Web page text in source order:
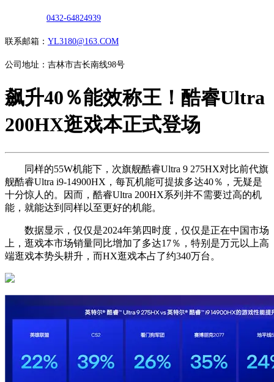
0432-64824939
联系邮箱： YL3180@163.COM
公司地址：吉林市吉长南线98号
飙升40％能效称王！酷睿Ultra
200HX逛戏本正式登场
同样的55W机能下，次旗舰酷睿Ultra 9 275HX对比前代旗
舰酷睿Ultra i9-14900HX，每瓦机能可提拔多达40％，无疑是
十分惊人的。因而，酷睿Ultra 200HX系列并不需要过高的机
能，就能达到同样以至更好的机能。
数据显示，仅仅是2024年第四时度，仅仅是正在中国市场
上，逛戏本市场销量同比增加了多达17％，特别是万元以上高
端逛戏本势头耕升，而HX逛戏本占了约340万台。